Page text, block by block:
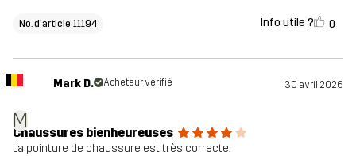
No. d'article 11194 Info utile ? 0
M
Mark D. Acheteur vérifié 30 avril 2026
Chaussures bienheureuses
La pointure de chaussure est très correcte.